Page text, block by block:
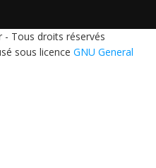
Tous droits réservés
sous licence GNU General